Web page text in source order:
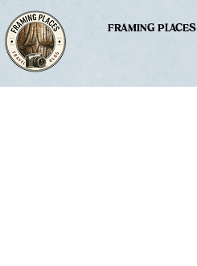
FRAMING PLACES